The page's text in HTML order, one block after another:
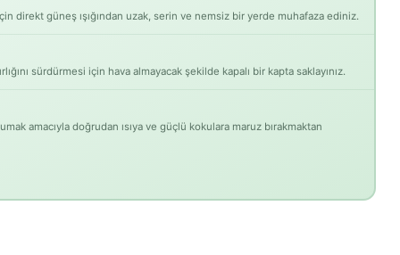
direkt güneş ışığından uzak, serin ve nemsiz bir yerde muhafaza ediniz.
sürdürmesi için hava almayacak şekilde kapalı bir kapta saklayınız.
amacıyla doğrudan ısıya ve güçlü kokulara maruz bırakmaktan